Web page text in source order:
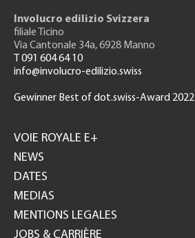
Involucro edilizio Svizzera
filiale Ticino
Via Cantonale 34a, 6928 Manno
T 091 604 64 10
info@involucro-edilizio.swiss
Gewinner Best of dot.swiss-Award 2022
GH
VOIE ROYALE E+
NEWS
DATES
MEDIAS
MENTIONS LEGALES
JOBS & CARRIÈRE